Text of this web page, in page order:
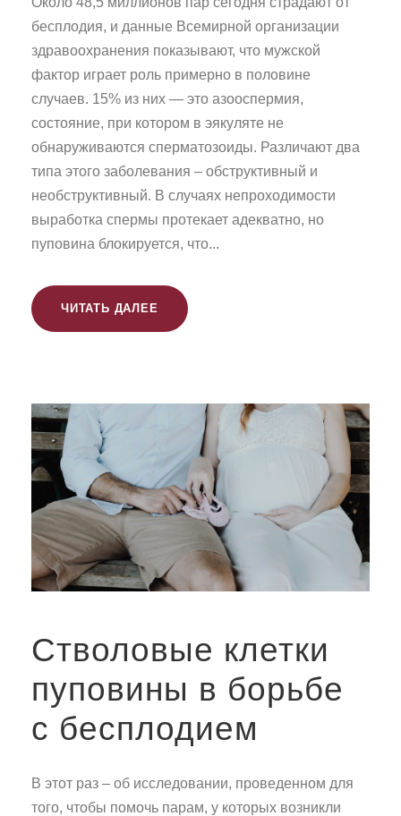
бесплодия, и данные Всемирной организации
здравоохранения показывают, что мужской
фактор играет роль примерно в половине
случаев. 15% из них — это азооспермия,
состояние, при котором в эякуляте не
обнаруживаются сперматозоиды. Различают два
типа этого заболевания – обструктивный и
необструктивный. В случаях непроходимости
выработка спермы протекает адекватно, но
пуповина блокируется, что...
ЧИТАТЬ ДАЛЕЕ
Стволовые клетки
пуповины в борьбе
с бесплодием
В этот раз – об исследовании, проведенном для
того, чтобы помочь парам, у которых возникли